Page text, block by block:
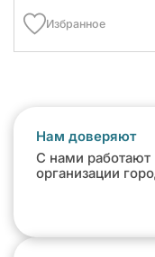
Избранное
Нам доверяют
С нами
организации